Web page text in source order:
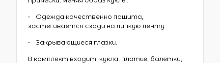
• Одежда качественно пошита,
застёгивается сзади на липкую ленту
• Закрывающиеся глазки.
В комплект входит: кукла, платье, балетки,